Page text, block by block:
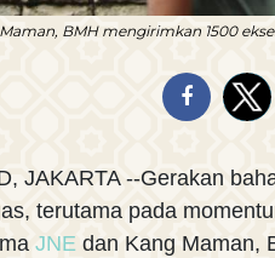
BMH mengirimkan 1500
JAKARTA --Gerakan
terutama pada
JNE dan Kang Maman,